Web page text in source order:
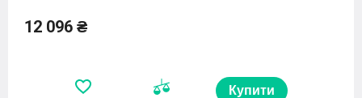
12 096 ₴
Купити